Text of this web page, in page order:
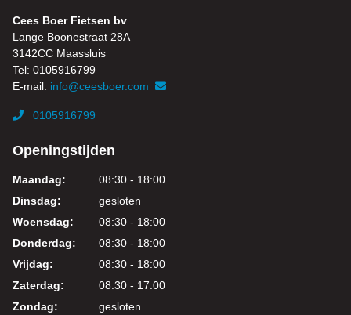
Cees Boer Fietsen bv
Lange Boonestraat 28A
3142CC Maassluis
Tel: 0105916799
E-mail: info@ceesboer.com
0105916799
Openingstijden
Maandag:
08:30 - 18:00
Dinsdag:
gesloten
Woensdag:
08:30 - 18:00
Donderdag:
08:30 - 18:00
Vrijdag:
08:30 - 18:00
Zaterdag:
08:30 - 17:00
Zondag:
gesloten